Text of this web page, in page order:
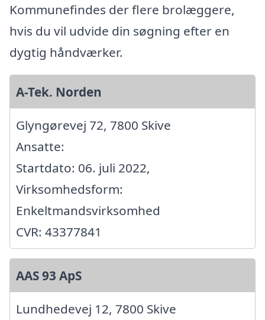
Kommunefindes der flere brolæggere,
hvis du vil udvide din søgning efter en
dygtig håndværker.
A-Tek. Norden
Glyngørevej 72, 7800 Skive
Ansatte:
Startdato: 06. juli 2022,
Virksomhedsform:
Enkeltmandsvirksomhed
CVR: 43377841
AAS 93 ApS
Lundhedevej 12, 7800 Skive